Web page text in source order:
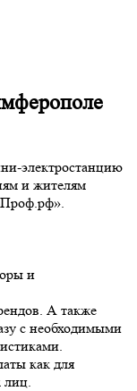
электростанцию
и жителям
и
А также
с необходимыми
как для
лиц.